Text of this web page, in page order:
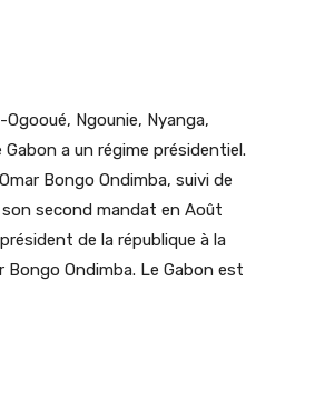
Ngounie, Nyanga,
a un régime présidentiel.
Bongo Ondimba, suivi de
son second mandat en Août
de la république à la
Ondimba. Le Gabon est